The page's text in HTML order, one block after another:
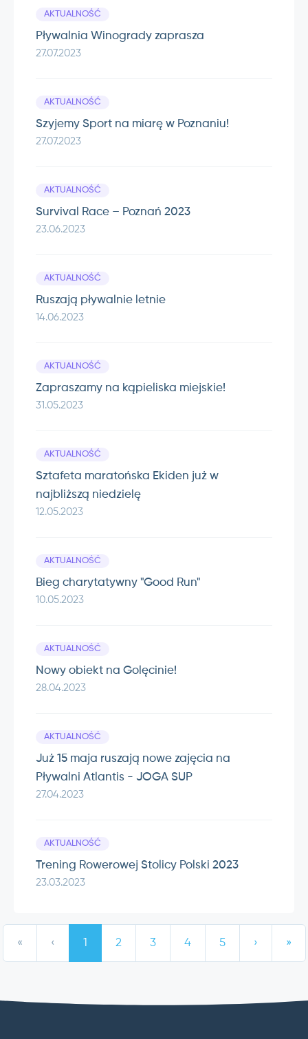
Pływalnia Winogrady zaprasza
27.07.2023
AKTUALNOŚĆ
Szyjemy Sport na miarę w Poznaniu!
27.07.2023
AKTUALNOŚĆ
Survival Race – Poznań 2023
23.06.2023
AKTUALNOŚĆ
Ruszają pływalnie letnie
14.06.2023
AKTUALNOŚĆ
Zapraszamy na kąpieliska miejskie!
31.05.2023
AKTUALNOŚĆ
Sztafeta maratońska Ekiden już w
najbliższą niedzielę
12.05.2023
AKTUALNOŚĆ
Bieg charytatywny "Good Run"
10.05.2023
AKTUALNOŚĆ
Nowy obiekt na Golęcinie!
28.04.2023
AKTUALNOŚĆ
Już 15 maja ruszają nowe zajęcia na
Pływalni Atlantis - JOGA SUP
27.04.2023
AKTUALNOŚĆ
Trening Rowerowej Stolicy Polski 2023
23.03.2023
AKTUALNOŚĆ
« ‹ 1 2 3 4 5 › »